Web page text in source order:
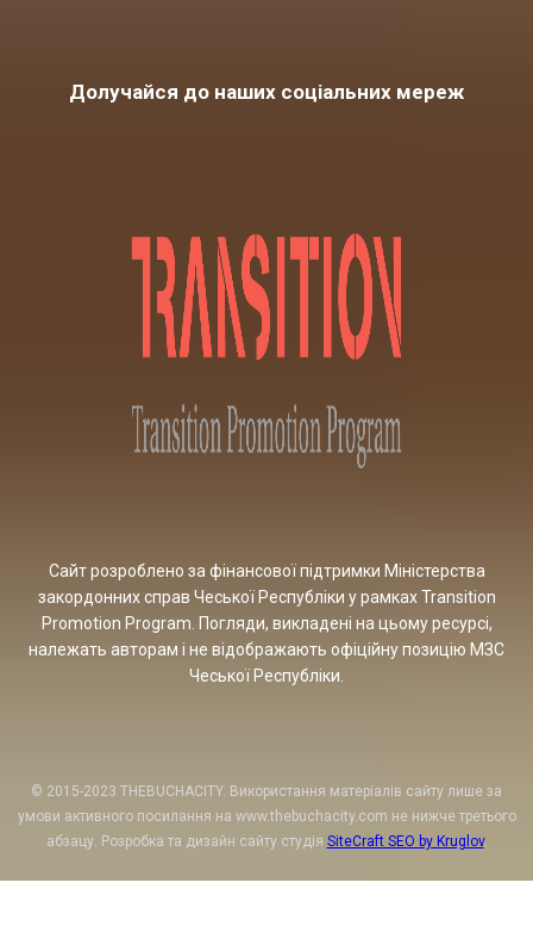
Долучайся до наших соціальних мереж
Сайт розроблено за фінансової підтримки Міністерства
закордонних справ Чеської Республіки у рамках Transition
Promotion Program. Погляди, викладені на цьому ресурсі,
належать авторам і не відображають офіційну позицію МЗС
Чеської Республіки.
© 2015-2023 THEBUCHACITY. Використання матеріалів сайту лише за
умови активного посилання на www.thebuchacity.com не нижче третього
абзацу. Розробка та дизайн сайту студія SiteCraft SEO by Kruglov.